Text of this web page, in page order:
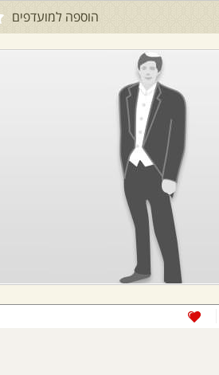
הוספה למועדפים